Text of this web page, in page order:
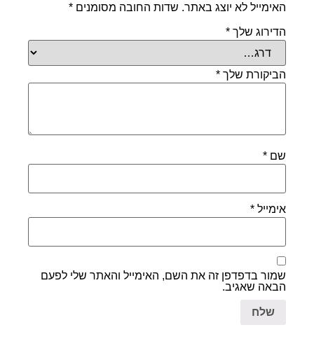
האימייל לא יוצג באתר. שדות החובה מסומנים *
הדירוג שלך *
הביקורת שלך *
שם *
אימייל *
שמור בדפדפן זה את השם, האימייל והאתר שלי לפעם
הבאה שאגיב.